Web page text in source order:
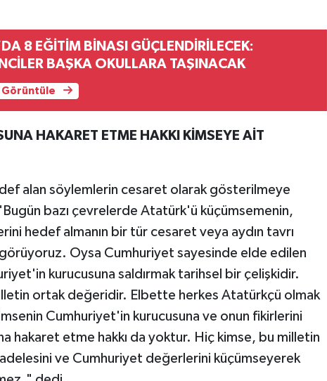
8 EĞİTİM BİNASI GÜÇLENDİRİLECEK:
BAŞKA OKULLARA TAŞINACAK
Görüntüle
HAKARET ETME HAKKI KİMSEYE AİT
alan söylemlerin cesaret olarak gösterilmeye
"Bugün bazı çevrelerde Atatürk'ü küçümsemenin,
hedef almanın bir tür cesaret veya aydın tavrı
görüyoruz. Oysa Cumhuriyet sayesinde elde edilen
kurucusuna saldırmak tarihsel bir çelişkidir.
ortak değeridir. Elbette herkes Atatürkçü olmak
Cumhuriyet'in kurucusuna ve onun fikirlerini
hakaret etme hakkı da yoktur. Hiç kimse, bu milletin
ve Cumhuriyet değerlerini küçümseyerek